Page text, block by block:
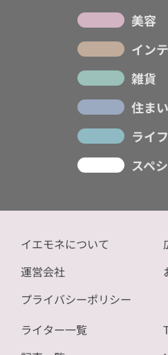
美容
イン
雑貨
住まい
ライ
スペ
イエモネについて
運営会社
プライバシーポリシー
ライター一覧